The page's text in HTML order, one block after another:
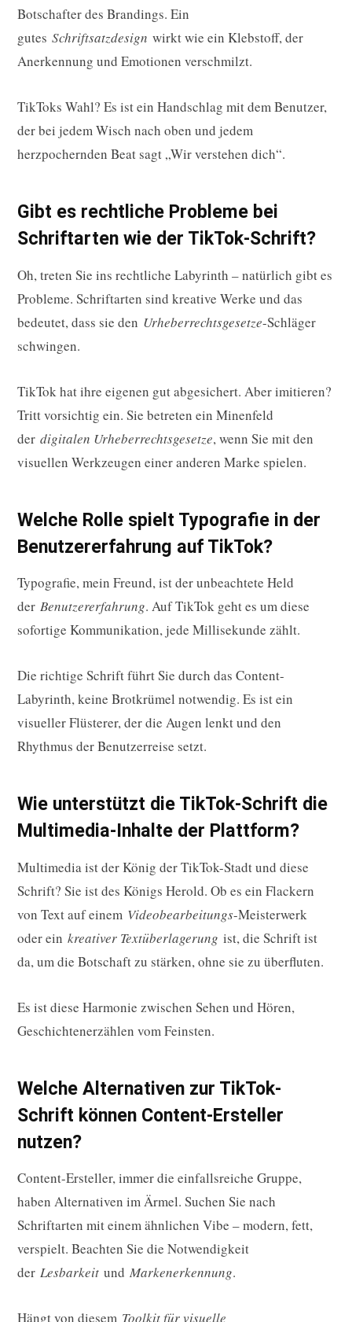
Botschafter des Brandings. Ein
gutes Schriftsatzdesign wirkt wie ein Klebstoff, der
Anerkennung und Emotionen verschmilzt.
TikToks Wahl? Es ist ein Handschlag mit dem Benutzer,
der bei jedem Wisch nach oben und jedem
herzpochernden Beat sagt „Wir verstehen dich“.
Gibt es rechtliche Probleme bei
Schriftarten wie der TikTok-Schrift?
Oh, treten Sie ins rechtliche Labyrinth – natürlich gibt es
Probleme. Schriftarten sind kreative Werke und das
bedeutet, dass sie den Urheberrechtsgesetze-Schläger
schwingen.
TikTok hat ihre eigenen gut abgesichert. Aber imitieren?
Tritt vorsichtig ein. Sie betreten ein Minenfeld
der digitalen Urheberrechtsgesetze, wenn Sie mit den
visuellen Werkzeugen einer anderen Marke spielen.
Welche Rolle spielt Typografie in der
Benutzererfahrung auf TikTok?
Typografie, mein Freund, ist der unbeachtete Held
der Benutzererfahrung. Auf TikTok geht es um diese
sofortige Kommunikation, jede Millisekunde zählt.
Die richtige Schrift führt Sie durch das Content-
Labyrinth, keine Brotkrümel notwendig. Es ist ein
visueller Flüsterer, der die Augen lenkt und den
Rhythmus der Benutzerreise setzt.
Wie unterstützt die TikTok-Schrift die
Multimedia-Inhalte der Plattform?
Multimedia ist der König der TikTok-Stadt und diese
Schrift? Sie ist des Königs Herold. Ob es ein Flackern
von Text auf einem Videobearbeitungs-Meisterwerk
oder ein kreativer Textüberlagerung ist, die Schrift ist
da, um die Botschaft zu stärken, ohne sie zu überfluten.
Es ist diese Harmonie zwischen Sehen und Hören,
Geschichtenerzählen vom Feinsten.
Welche Alternativen zur TikTok-
Schrift können Content-Ersteller
nutzen?
Content-Ersteller, immer die einfallsreiche Gruppe,
haben Alternativen im Ärmel. Suchen Sie nach
Schriftarten mit einem ähnlichen Vibe – modern, fett,
verspielt. Beachten Sie die Notwendigkeit
der Lesbarkeit und Markenerkennung.
Hängt von diesem Toolkit für visuelle